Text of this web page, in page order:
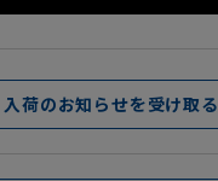
入荷のお知らせを受け取る